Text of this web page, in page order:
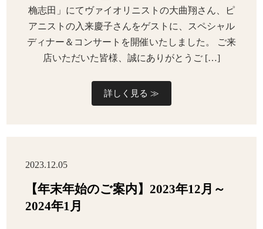
桷志田」にてヴァイオリニストの大曲翔さん、ピ
アニストの入来慶子さんをゲストに、スペシャル
ディナー＆コンサートを開催いたしました。 ご来
店いただいた皆様、誠にありがとうご […]
詳しく見る ≫
2023.12.05
【年末年始のご案内】2023年12月～
2024年1月